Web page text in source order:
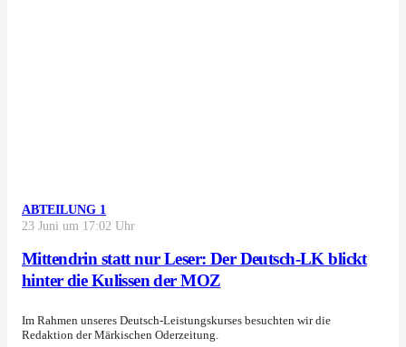
ABTEILUNG 1
23 Juni um 17:02 Uhr
Mittendrin statt nur Leser: Der Deutsch-LK blickt
hinter die Kulissen der MOZ
Im Rahmen unseres Deutsch-Leistungskurses besuchten wir die
Redaktion der Märkischen Oderzeitung.